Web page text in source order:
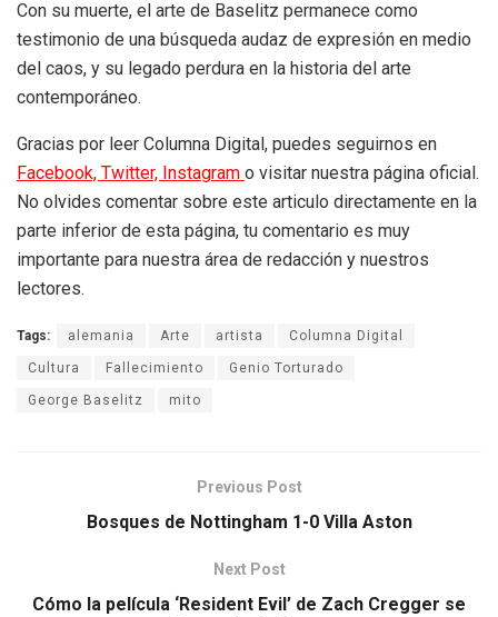
Con su muerte, el arte de Baselitz permanece como
testimonio de una búsqueda audaz de expresión en medio
del caos, y su legado perdura en la historia del arte
contemporáneo.
Gracias por leer Columna Digital, puedes seguirnos en
Facebook, Twitter, Instagram o visitar nuestra página oficial.
No olvides comentar sobre este articulo directamente en la
parte inferior de esta página, tu comentario es muy
importante para nuestra área de redacción y nuestros
lectores.
Tags: alemania Arte artista Columna Digital
Cultura Fallecimiento Genio Torturado
George Baselitz mito
Previous Post
Bosques de Nottingham 1-0 Villa Aston
Next Post
Cómo la película ‘Resident Evil’ de Zach Cregger se